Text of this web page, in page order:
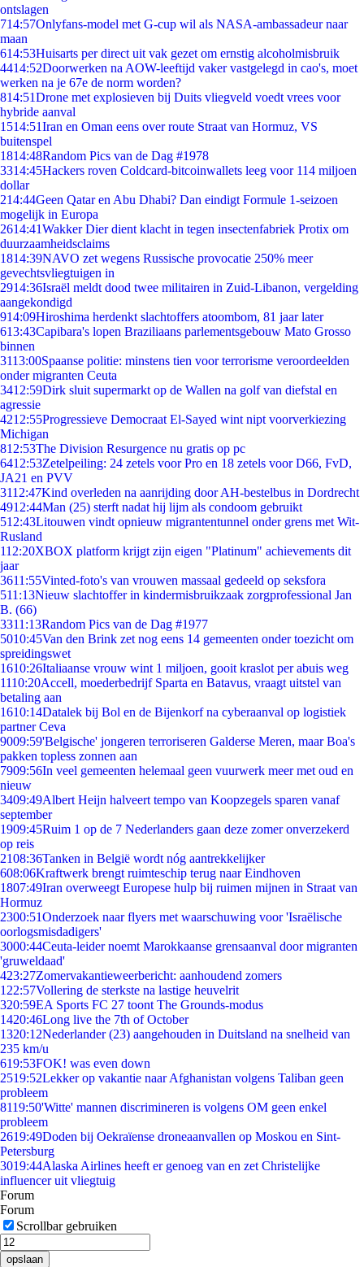
ontslagen
714:57Onlyfans-model met G-cup wil als NASA-ambassadeur naar
maan
614:53Huisarts per direct uit vak gezet om ernstig alcoholmisbruik
4414:52Doorwerken na AOW-leeftijd vaker vastgelegd in cao's, moet
werken na je 67e de norm worden?
814:51Drone met explosieven bij Duits vliegveld voedt vrees voor
hybride aanval
1514:51Iran en Oman eens over route Straat van Hormuz, VS
buitenspel
1814:48Random Pics van de Dag #1978
3314:45Hackers roven Coldcard-bitcoinwallets leeg voor 114 miljoen
dollar
214:44Geen Qatar en Abu Dhabi? Dan eindigt Formule 1-seizoen
mogelijk in Europa
2614:41Wakker Dier dient klacht in tegen insectenfabriek Protix om
duurzaamheidsclaims
1814:39NAVO zet wegens Russische provocatie 250% meer
gevechtsvliegtuigen in
2914:36Israël meldt dood twee militairen in Zuid-Libanon, vergelding
aangekondigd
914:09Hiroshima herdenkt slachtoffers atoombom, 81 jaar later
613:43Capibara's lopen Braziliaans parlementsgebouw Mato Grosso
binnen
3113:00Spaanse politie: minstens tien voor terrorisme veroordeelden
onder migranten Ceuta
3412:59Dirk sluit supermarkt op de Wallen na golf van diefstal en
agressie
4212:55Progressieve Democraat El-Sayed wint nipt voorverkiezing
Michigan
812:53The Division Resurgence nu gratis op pc
6412:53Zetelpeiling: 24 zetels voor Pro en 18 zetels voor D66, FvD,
JA21 en PVV
3112:47Kind overleden na aanrijding door AH-bestelbus in Dordrecht
4912:44Man (25) sterft nadat hij lijm als condoom gebruikt
512:43Litouwen vindt opnieuw migrantentunnel onder grens met Wit-
Rusland
112:20XBOX platform krijgt zijn eigen "Platinum" achievements dit
jaar
3611:55Vinted-foto's van vrouwen massaal gedeeld op seksfora
511:13Nieuw slachtoffer in kindermisbruikzaak zorgprofessional Jan
B. (66)
3311:13Random Pics van de Dag #1977
5010:45Van den Brink zet nog eens 14 gemeenten onder toezicht om
spreidingswet
1610:26Italiaanse vrouw wint 1 miljoen, gooit kraslot per abuis weg
1110:20Accell, moederbedrijf Sparta en Batavus, vraagt uitstel van
betaling aan
1610:14Datalek bij Bol en de Bijenkorf na cyberaanval op logistiek
partner Ceva
9009:59'Belgische' jongeren terroriseren Galderse Meren, maar Boa's
pakken topless zonnen aan
7909:56In veel gemeenten helemaal geen vuurwerk meer met oud en
nieuw
3409:49Albert Heijn halveert tempo van Koopzegels sparen vanaf
september
1909:45Ruim 1 op de 7 Nederlanders gaan deze zomer onverzekerd
op reis
2108:36Tanken in België wordt nóg aantrekkelijker
608:06Kraftwerk brengt ruimteschip terug naar Eindhoven
1807:49Iran overweegt Europese hulp bij ruimen mijnen in Straat van
Hormuz
2300:51Onderzoek naar flyers met waarschuwing voor 'Israëlische
oorlogsmisdadigers'
3000:44Ceuta-leider noemt Marokkaanse grensaanval door migranten
'gruweldaad'
423:27Zomervakantieweerbericht: aanhoudend zomers
1 22:57Vollering de sterkste na lastige heuvelrit
320:59EA Sports FC 27 toont The Grounds-modus
1420:46Long live the 7th of October
1320:12Nederlander (23) aangehouden in Duitsland na snelheid van
235 km/u
619:53FOK! was even down
2519:52Lekker op vakantie naar Afghanistan volgens Taliban geen
probleem
8119:50'Witte' mannen discrimineren is volgens OM geen enkel
probleem
2619:49Doden bij Oekraïense droneaanvallen op Moskou en Sint-
Petersburg
3019:44Alaska Airlines heeft er genoeg van en zet Christelijke
influencer uit vliegtuig
Forum
Forum
Scrollbar gebruiken
opslaan